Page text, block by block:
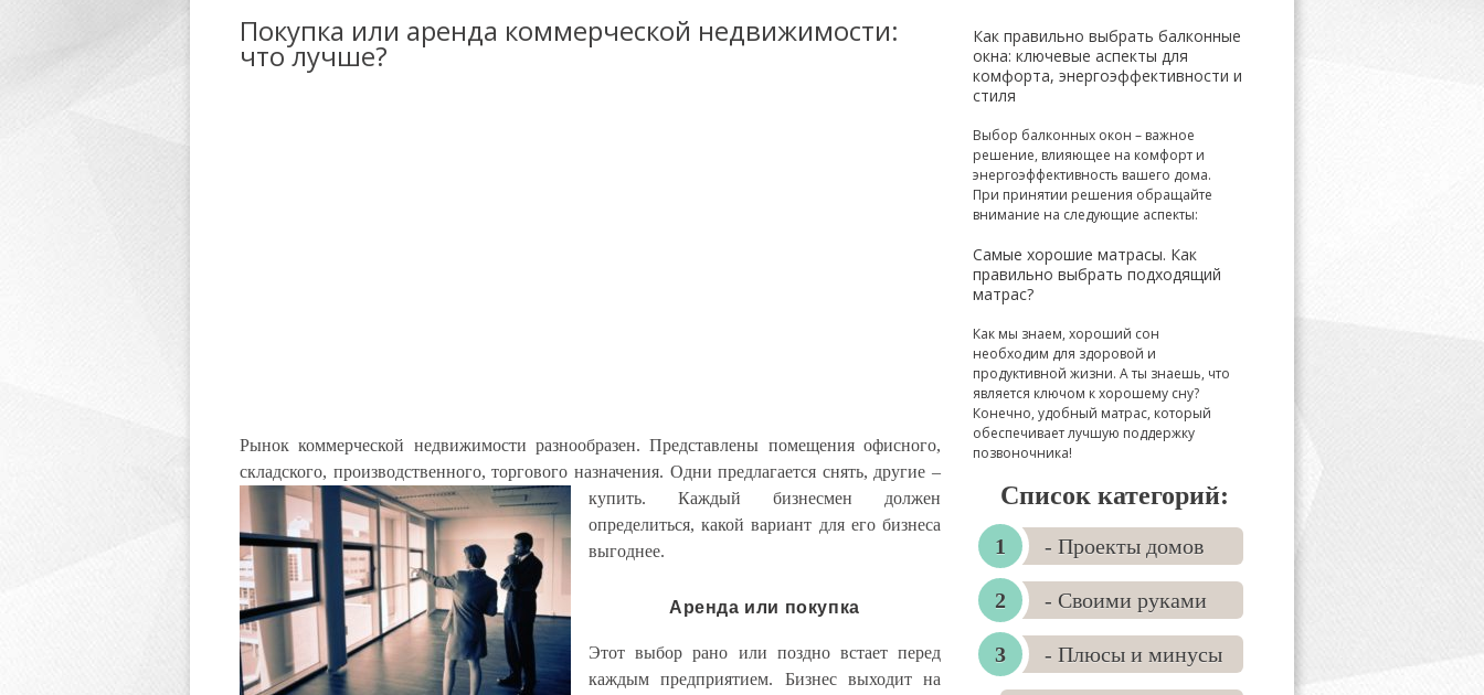
Покупка или аренда коммерческой недвижимости:
что лучше?
Рынок коммерческой недвижимости разнообразен. Представлены помещения офисного,
складского, производственного, торгового назначения. Одни предлагается снять, другие –
купить. Каждый бизнесмен должен
определиться, какой вариант для его бизнеса
выгоднее.
Аренда или покупка
Этот выбор рано или поздно встает перед
каждым предприятием. Бизнес выходит на
Как правильно выбрать балконные
окна: ключевые аспекты для
комфорта, энергоэффективности и
стиля
Выбор балконных окон – важное
решение, влияющее на комфорт и
энергоэффективность вашего дома.
При принятии решения обращайте
внимание на следующие аспекты:
Самые хорошие матрасы. Как
правильно выбрать подходящий
матрас?
Как мы знаем, хороший сон
необходим для здоровой и
продуктивной жизни. А ты знаешь, что
является ключом к хорошему сну?
Конечно, удобный матрас, который
обеспечивает лучшую поддержку
позвоночника!
Список категорий:
- Проекты домов
- Своими руками
- Плюсы и минусы